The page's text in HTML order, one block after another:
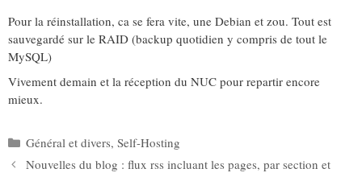
Pour la réinstallation, ca se fera vite, une Debian et zou. Tout est
sauvegardé sur le RAID (backup quotidien y compris de tout le
MySQL)
Vivement demain et la réception du NUC pour repartir encore
mieux.
Catégories
Général et divers, Self-Hosting
Nouvelles du blog : flux rss incluant les pages, par section et